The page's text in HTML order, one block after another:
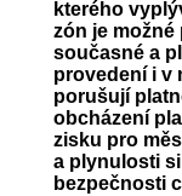
kterého
zón je
současné a
provedení i v
porušují
obcházení
zisku pro
a plynulosti
bezpečnosti